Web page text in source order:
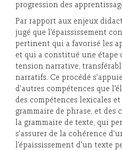
progression des
Par rapport aux enjeux
jugé que l’épaississement
pertinent qui a favorisé les
et qui a constitué une étape
tension narrative,
narratifs. Ce procédé
d’autres compétences que
des compétences lexicales
grammaire de phrase, et des
la grammaire de texte, qui
s’assurer de la cohérence
l’épaississement d’un texte